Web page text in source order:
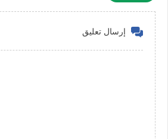
إرسال تعليق